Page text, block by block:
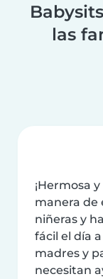
las
¡Hermosa
manera de
niñeras y
fácil el día
madres y
necesitan